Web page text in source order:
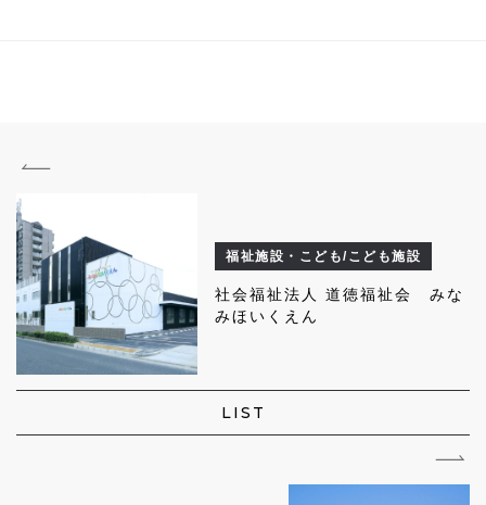
福祉施設・こども/こども施設
社会福祉法人 道徳福祉会 みな
みほいくえん
LIST